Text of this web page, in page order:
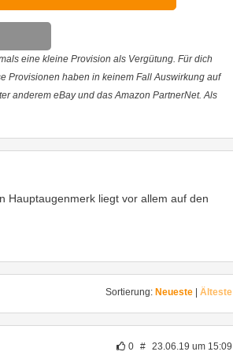
eine kleine Provision als Vergütung. Für dich
Provisionen haben in keinem Fall Auswirkung auf
anderem eBay und das Amazon PartnerNet. Als
Hauptaugenmerk liegt vor allem auf den
Sortierung: Neueste Älteste
0 # 23.06.19 um 15:09